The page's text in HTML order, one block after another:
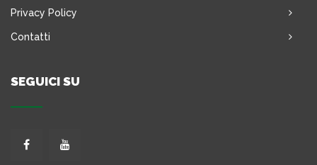
Privacy Policy
Contatti
SEGUICI SU